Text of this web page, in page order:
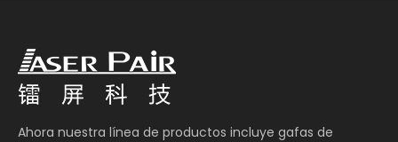
Ahora nuestra línea de productos incluye gafas de